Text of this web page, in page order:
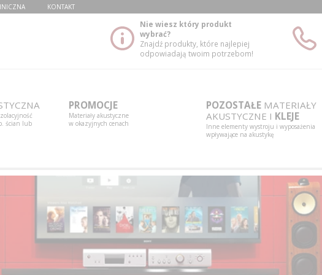
KONTAKT
Nie wiesz który produkt
wybrać?
Znajdź produkty, które najlepiej
odpowiadają twoim potrzebom!
ścian lub
PROMOCJE
Materiały akustyczne
w okazyjnych cenach
POZOSTAŁEMATERIAŁY
AKUSTYCZNE I KLEJE
Inne elementy wystroju i wyposażenia
wpływające na akustykę